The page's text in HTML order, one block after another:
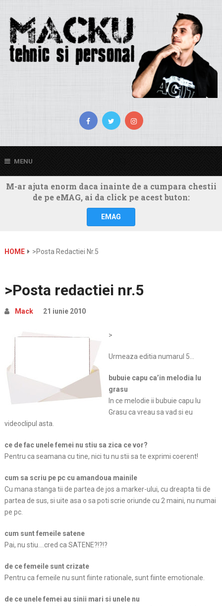
MENU
M-ar ajuta enorm daca inainte de a cumpara chestii
de pe eMAG, ai da click pe acest buton:
EMAG
HOME >Posta Redactiei Nr.5
>Posta redactiei nr.5
Mack 21 iunie 2010
>
Urmeaza editia numarul 5…
bubuie capu ca’in melodia lu
grasu
In ce melodie ii bubuie capu lu
Grasu ca vreau sa vad si eu
videoclipul asta.
ce de fac unele femei nu stiu sa zica ce vor?
Pentru ca seamana cu tine, nici tu nu stii sa te exprimi coerent!
cum sa scriu pe pc cu amandoua mainile
Cu mana stanga tii de partea de jos a marker-ului, cu dreapta tii de
partea de sus, si uite asa o sa poti scrie oriunde cu 2 maini, nu numai
pe pc.
cum sunt femeile satene
Pai, nu stiu….cred ca SATENE?!?!?
de ce femeile sunt crizate
Pentru ca femeile nu sunt fiinte rationale, sunt fiinte emotionale.
de ce unele femei au sinii mari si unele nu